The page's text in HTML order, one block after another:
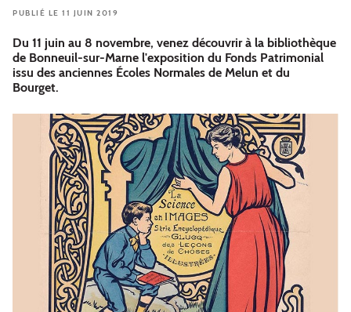
PUBLIÉ LE 11 JUIN 2019
Du 11 juin au 8 novembre, venez découvrir à la bibliothèque
de Bonneuil-sur-Marne l'exposition du Fonds Patrimonial
issu des anciennes Écoles Normales de Melun et du
Bourget.